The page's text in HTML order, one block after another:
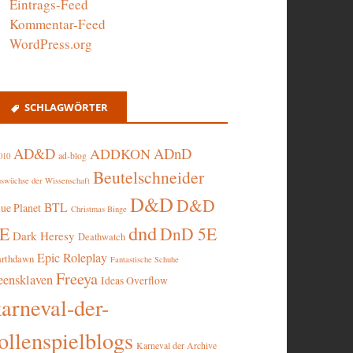
Eintrags-Feed
Kommentar-Feed
WordPress.org
SCHLAGWÖRTER
AD&D ad-blog ADDKONADnD
der Wissenschaft Beutelschneider
Planet BTL Christmas Binge D&DD&D
Dark Heresy Deathwatch dndDnD 5E
Epic Roleplay Fantastische Schuhe
Freeya Ideas Overflow
der-
Karneval der Archive